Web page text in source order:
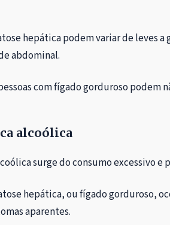
hepática podem variar de leves
abdominal.
com fígado gorduroso
alcoólica
surge do consumo excessivo
hepática, ou fígado gorduroso,
aparentes.